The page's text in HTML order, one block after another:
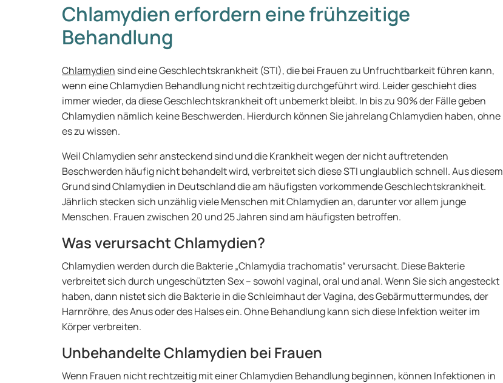
Chlamydien erfordern eine frühzeitige
Behandlung
Chlamydien sind eine Geschlechtskrankheit (STI), die bei Frauen zu Unfruchtbarkeit führen kann,
wenn eine Chlamydien Behandlung nicht rechtzeitig durchgeführt wird. Leider geschieht dies
immer wieder, da diese Geschlechtskrankheit oft unbemerkt bleibt. In bis zu 90% der Fälle geben
Chlamydien nämlich keine Beschwerden. Hierdurch können Sie jahrelang Chlamydien haben, ohne
es zu wissen.
Weil Chlamydien sehr ansteckend sind und die Krankheit wegen der nicht auftretenden
Beschwerden häufig nicht behandelt wird, verbreitet sich diese STI unglaublich schnell. Aus diesem
Grund sind Chlamydien in Deutschland die am häufigsten vorkommende Geschlechtskrankheit.
Jährlich stecken sich unzählig viele Menschen mit Chlamydien an, darunter vor allem junge
Menschen. Frauen zwischen 20 und 25 Jahren sind am häufigsten betroffen.
Was verursacht Chlamydien?
Chlamydien werden durch die Bakterie „Chlamydia trachomatis“ verursacht. Diese Bakterie
verbreitet sich durch ungeschützten Sex – sowohl vaginal, oral und anal. Wenn Sie sich angesteckt
haben, dann nistet sich die Bakterie in die Schleimhaut der Vagina, des Gebärmuttermundes, der
Harnröhre, des Anus oder des Halses ein. Ohne Behandlung kann sich diese Infektion weiter im
Körper verbreiten.
Unbehandelte Chlamydien bei Frauen
Wenn Frauen nicht rechtzeitig mit einer Chlamydien Behandlung beginnen, können Infektionen in